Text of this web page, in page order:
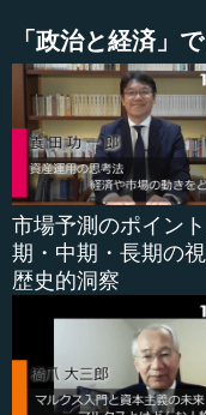
「政治と経済」
市場予測のポイン
期・中期・長期の
歴史的洞察